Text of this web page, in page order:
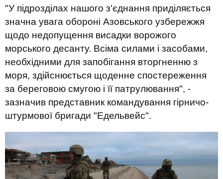
"У підрозділах нашого з'єднання приділяється
значна увага обороні Азовського узбережжя
щодо недопущення висадки ворожого
морського десанту. Всіма силами і засобами,
необхідними для запобігання вторгненню з
моря, здійснюється щоденне спостереження
за береговою смугою і її патрулювання", -
зазначив представник командування гірничо-
штурмової бригади "Едельвейс".